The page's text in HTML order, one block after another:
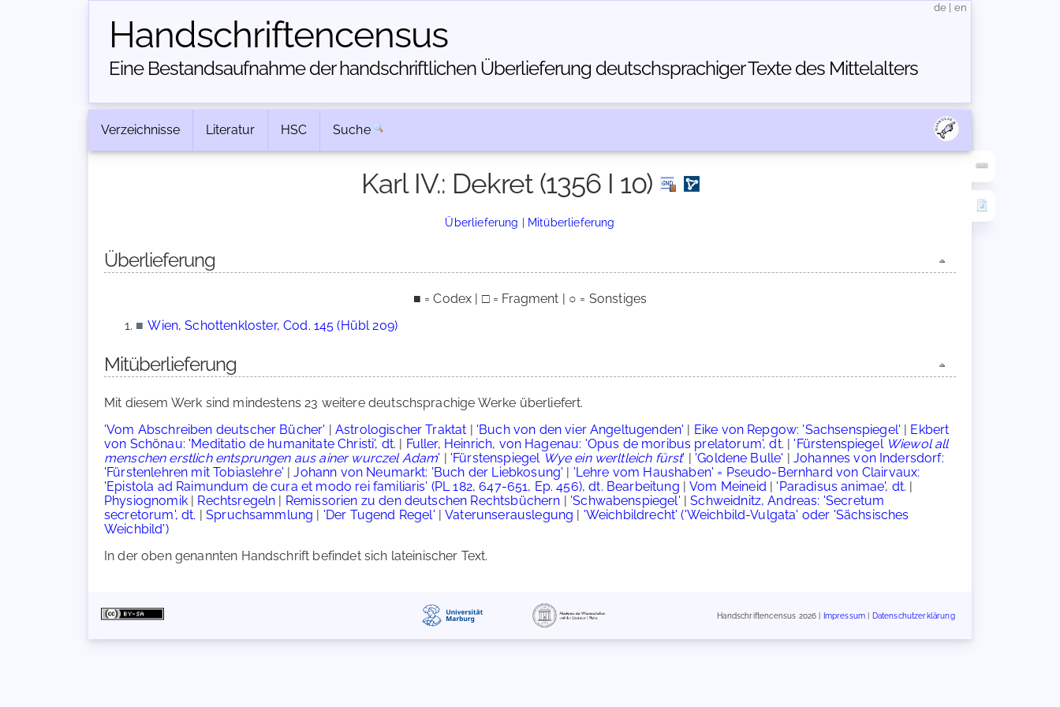
Handschriften­census
Eine Bestandsaufnahme der handschriftlichen Über­lieferung deutschsprachiger Texte des Mittelalters
de en
Verzeichnisse Literatur HSC Suche
Karl IV.: Dekret (1356 I 10)
Überlieferung | Mitüberlieferung
Überlieferung
■ = Codex | □ = Fragment | ○ = Sonstiges
■ Wien, Schottenkloster, Cod. 145 (Hübl 209)
Mitüberlieferung
Mit diesem Werk sind mindestens 23 weitere deutschsprachige Werke überliefert.
'Vom Abschreiben deutscher Bücher' | Astrologischer Traktat | 'Buch von den vier Angeltugenden' | Eike von Repgow: 'Sachsenspiegel' | Ekbert
von Schönau: 'Meditatio de humanitate Christi', dt. | Fuller, Heinrich, von Hagenau: 'Opus de moribus prelatorum', dt. | 'Fürstenspiegel Wiewol all
menschen erstlich entsprungen aus ainer wurczel Adam' | 'Fürstenspiegel Wye ein werltleich fürst' | 'Goldene Bulle' | Johannes von Indersdorf:
'Fürstenlehren mit Tobiaslehre' |Johann von Neumarkt: 'Buch der Liebkosung' | 'Lehre vom Haushaben' = Pseudo-Bernhard von Clairvaux:
'Epistola ad Raimundum de cura et modo rei familiaris' (PL 182, 647-651, Ep. 456), dt. Bearbeitung |Vom Meineid | 'Paradisus animae', dt. |
Physiognomik| Rechtsregeln | Remissorien zu den deutschen Rechtsbüchern | 'Schwabenspiegel' |Schweidnitz, Andreas: 'Secretum
secretorum', dt. |Spruchsammlung | 'Der Tugend Regel' |Vaterunserauslegung | 'Weichbildrecht' ('Weichbild-Vulgata' oder 'Sächsisches
Weichbild')
In der oben genannten Handschrift befindet sich lateinischer Text.
Handschriftencensus 2026 | Impressum Datenschutzerklärung